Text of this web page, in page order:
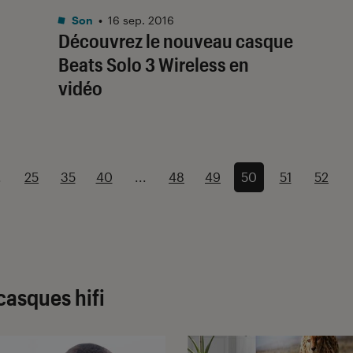
Découvrez le nouveau casque
Beats Solo 3 Wireless en
vidéo
Son • 16 sep. 2016
25 35 40 ... 48 49 50 51 52
hifi